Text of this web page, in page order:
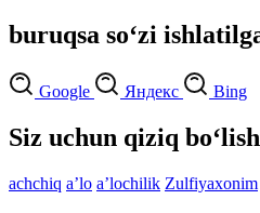
buruqsa so‘zi
Google Яндекс Bing
Siz uchun qiziq
achchiq aʼlo aʼlochilik Zulfiyaxonim